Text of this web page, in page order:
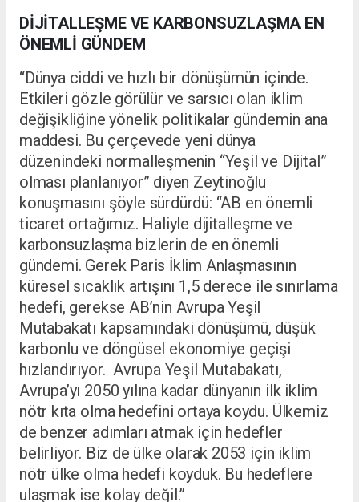
DİJİTALLEŞME VE KARBONSUZLAŞMA EN
ÖNEMLİ GÜNDEM
“Dünya ciddi ve hızlı bir dönüşümün içinde.
Etkileri gözle görülür ve sarsıcı olan iklim
değişikliğine yönelik politikalar gündemin ana
maddesi. Bu çerçevede yeni dünya
düzenindeki normalleşmenin “Yeşil ve Dijital”
olması planlanıyor” diyen Zeytinoğlu
konuşmasını şöyle sürdürdü: “AB en önemli
ticaret ortağımız. Haliyle dijitalleşme ve
karbonsuzlaşma bizlerin de en önemli
gündemi. Gerek Paris İklim Anlaşmasının
küresel sıcaklık artışını 1,5 derece ile sınırlama
hedefi, gerekse AB’nin Avrupa Yeşil
Mutabakatı kapsamındaki dönüşümü, düşük
karbonlu ve döngüsel ekonomiye geçişi
hızlandırıyor. Avrupa Yeşil Mutabakatı,
Avrupa’yı 2050 yılına kadar dünyanın ilk iklim
nötr kıta olma hedefini ortaya koydu. Ülkemiz
de benzer adımları atmak için hedefler
belirliyor. Biz de ülke olarak 2053 için iklim
nötr ülke olma hedefi koyduk. Bu hedeflere
ulaşmak ise kolay değil.”